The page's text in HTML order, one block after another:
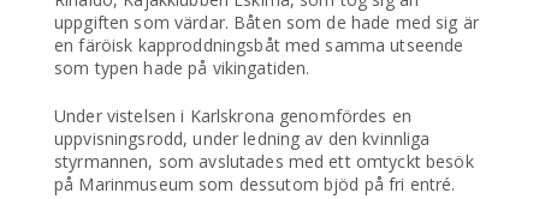
uppgiften som värdar. Båten som de hade med sig är
en färöisk kapproddningsbåt med samma utseende
som typen hade på vikingatiden.
Under vistelsen i Karlskrona genomfördes en
uppvisningsrodd, under ledning av den kvinnliga
styrmannen, som avslutades med ett omtyckt besök
på Marinmuseum som dessutom bjöd på fri entré.